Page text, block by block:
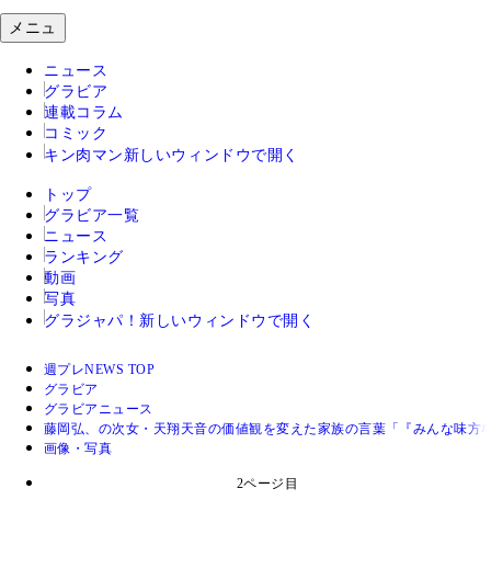
メニュ
ニュース
グラビア
連載コラム
コミック
キン肉マン 新しいウィンドウで開く
トップ
グラビア一覧
ニュース
ランキング
動画
写真
グラジャパ！ 新しいウィンドウで開く
週プレNEWS TOP
グラビア
グラビアニュース
藤岡弘、の次女・天翔天音の価値観を変えた家族の言葉「『みんな味
画像・写真
2ページ目